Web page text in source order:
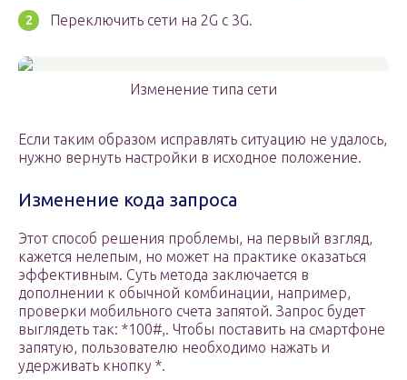
Переключить сети на 2G с 3G.
Изменение типа сети
Если таким образом исправлять ситуацию не удалось,
нужно вернуть настройки в исходное положение.
Изменение кода запроса
Этот способ решения проблемы, на первый взгляд,
кажется нелепым, но может на практике оказаться
эффективным. Суть метода заключается в
дополнении к обычной комбинации, например,
проверки мобильного счета запятой. Запрос будет
выглядеть так: *100#,. Чтобы поставить на смартфоне
запятую, пользователю необходимо нажать и
удерживать кнопку *.